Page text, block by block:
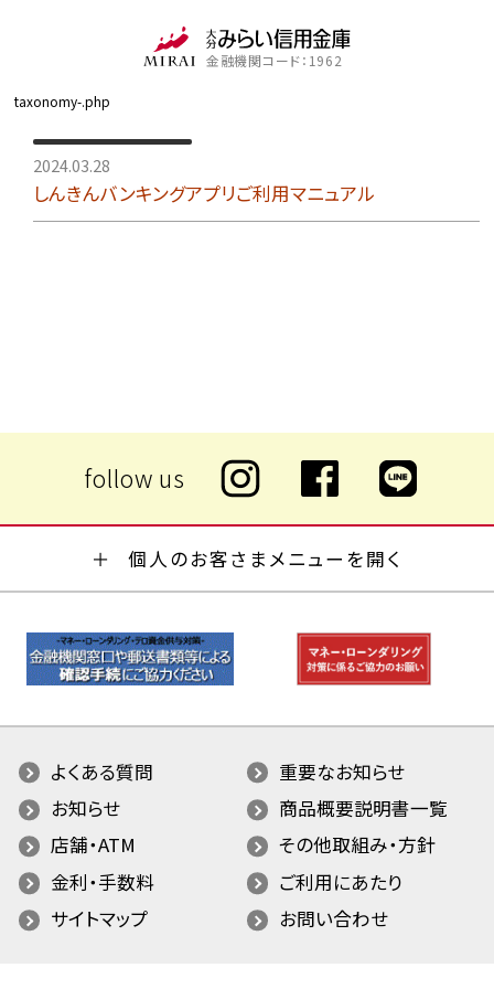
金融機関コード：1962
taxonomy-.php
2024.03.28
しんきんバンキングアプリご利用マニュアル
個人のお客さまメニューを開く
よくある質問
重要なお知らせ
お知らせ
商品概要説明書一覧
店舗・ATM
その他取組み・方針
金利・手数料
ご利用にあたり
サイトマップ
お問い合わせ